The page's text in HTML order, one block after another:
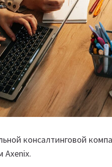
консалтинговой
Axenix.